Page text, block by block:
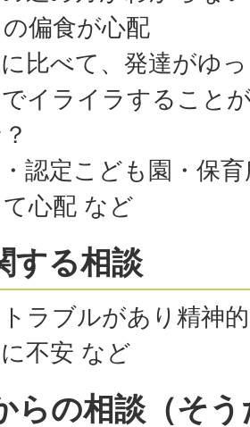
偏食が心配
比べて、発達がゆ
イライラすること
認定こども園・保
心配 など
する相談
ラブルがあり精神
不安 など
らの相談（そ